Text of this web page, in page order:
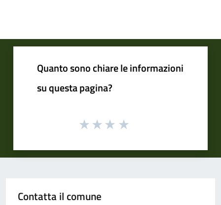
Quanto sono chiare le informazioni
su questa pagina?
Contatta il comune